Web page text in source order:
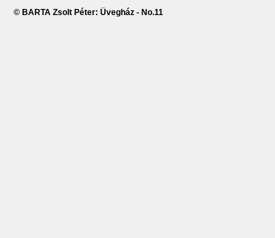
© BARTA Zsolt Péter: Üvegház - No.11